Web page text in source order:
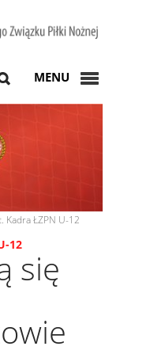
MENU
Kadra ŁZPN U-12
12
się